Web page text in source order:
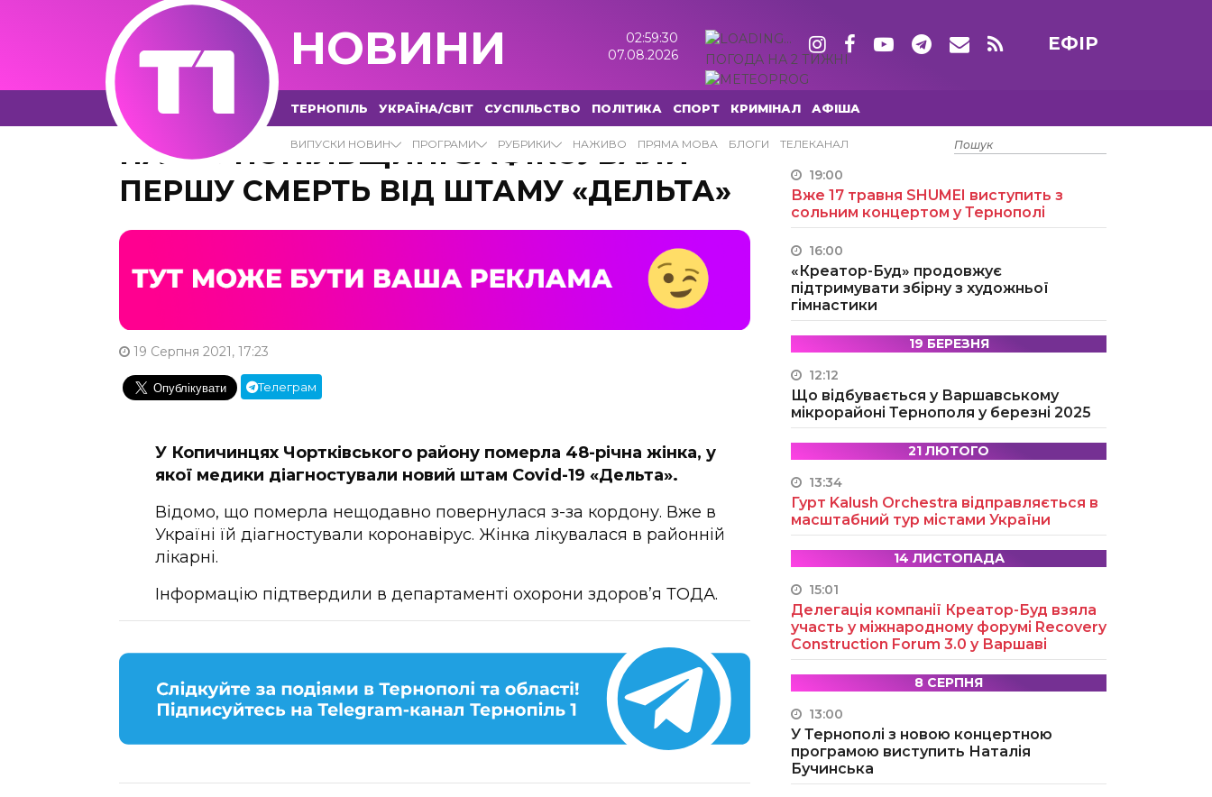
НОВИНИ
02:59:31
07.08.2026
ПОГОДА НА 2 ТИЖНІ
ЕФІР
ТЕРНОПІЛЬ УКРАЇНА/СВІТ СУСПІЛЬСТВО ПОЛІТИКА СПОРТ КРИМІНАЛ АФІША
ВИПУСКИ НОВИН ПРОГРАМИ РУБРИКИ НАЖИВО ПРЯМА МОВА БЛОГИ ТЕЛЕКАНАЛ
НА ТЕРНОПІЛЬЩИНІ ЗАФІКСУВАЛИ
ПЕРШУ СМЕРТЬ ВІД ШТАМУ «ДЕЛЬТА»
19 Серпня 2021, 17:23
Телеграм
У Копичинцях Чортківського району померла 48-річна жінка, у
якої медики діагностували новий штам Covid-19 «Дельта».
Відомо, що померла нещодавно повернулася з-за кордону. Вже в
Україні їй діагностували коронавірус. Жінка лікувалася в районній
лікарні.
Інформацію підтвердили в департаменті охорони здоров’я ТОДА.
15 ТРАВНЯ
19:00
Вже 17 травня SHUMEI виступить з
сольним концертом у Тернополі
16:00
«Креатор-Буд» продовжує
підтримувати збірну з художньої
гімнастики
19 БЕРЕЗНЯ
12:12
Що відбувається у Варшавському
мікрорайоні Тернополя у березні 2025
21 ЛЮТОГО
13:34
Гурт Kalush Orchestra відправляється в
масштабний тур містами України
14 ЛИСТОПАДА
15:01
Делегація компанії Креатор-Буд взяла
участь у міжнародному форумі Recovery
Construction Forum 3.0 у Варшаві
8 СЕРПНЯ
13:00
У Тернополі з новою концертною
програмою виступить Наталія
Бучинська